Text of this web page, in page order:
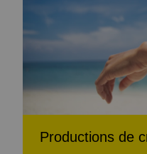
Productions de